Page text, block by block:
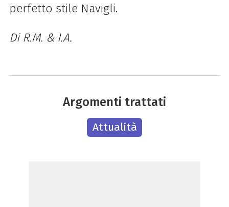
perfetto stile Navigli.
Di R.M. & I.A.
Argomenti trattati
Attualità